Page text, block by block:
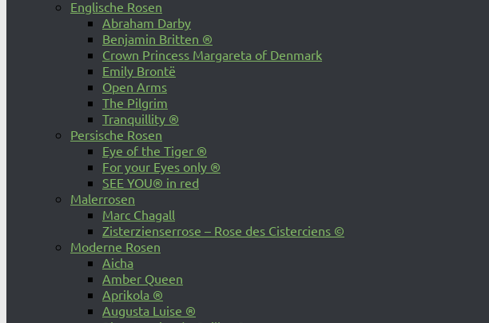
Englische Rosen
Abraham Darby
Benjamin Britten ®
Crown Princess Margareta of Denmark
Emily Brontë
Open Arms
The Pilgrim
Tranquillity ®
Persische Rosen
Eye of the Tiger ®
For your Eyes only ®
SEE YOU® in red
Malerrosen
Marc Chagall
Zisterzienserrose – Rose des Cisterciens ©
Moderne Rosen
Aicha
Amber Queen
Aprikola ®
Augusta Luise ®